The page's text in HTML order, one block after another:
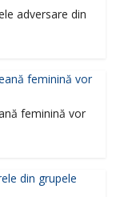
adversare din
feminină vor